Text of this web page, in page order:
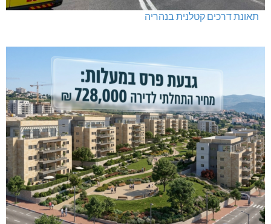
תאונת דרכים קטלנית בנהריה